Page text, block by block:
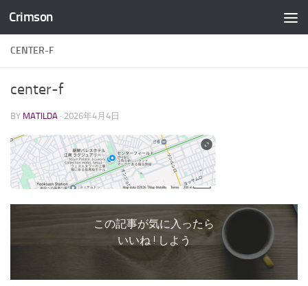
コンテンツへスキップ
Crimson
CENTER-F
center-f
BY MATILDA · 2026年4月4日
この記事が気に入ったら
いいね ! しよう